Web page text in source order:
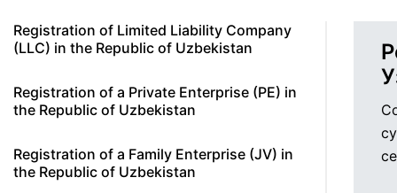
Registration of Limited Liability Company
(LLC) in the Republic of Uzbekistan
Registration of a Private Enterprise (PE) in
the Republic of Uzbekistan
Registration of a Family Enterprise (JV) in
the Republic of Uzbekistan